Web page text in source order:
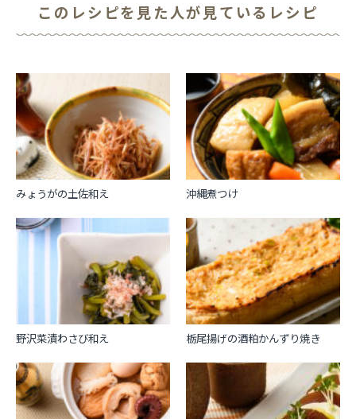
名前※
メール※
このレシピを見た人が見ているレシピ
みょうがの土佐和え 沖縄煮つけ
野沢菜漬わさび和え 栃尾揚げの酒粕かんずり焼き